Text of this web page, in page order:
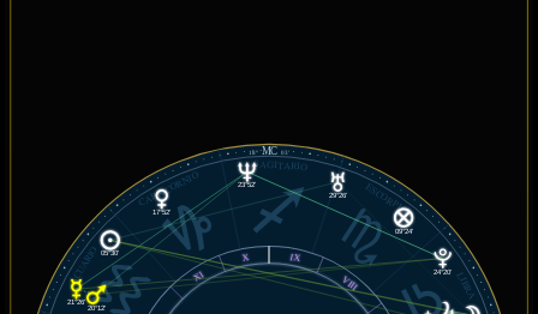
18° MC 03'
LIBRA
ESCORPIÓN
SAGITARIO
CAPRICORNIO
ACUARIO X
XI VIII
IX
05°30'
21°26'
17°52'
20°12'
29°26'
23°52'
24°20'
09°24'